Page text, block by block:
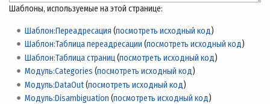
Шаблоны, используемые на этой странице:
Шаблон:Переадресация (посмотреть исходный код)
Шаблон:Таблица переадресации (посмотреть исходный код)
Шаблон:Таблица страниц(посмотреть исходный код)
Модуль:Categories (посмотреть исходный код)
Модуль:DataOut(посмотреть исходный код)
Модуль:Disambiguation (посмотреть исходный код)